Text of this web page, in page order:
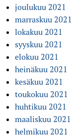
joulukuu 2021
marraskuu 2021
lokakuu 2021
syyskuu 2021
elokuu 2021
heinäkuu 2021
kesäkuu 2021
toukokuu 2021
huhtikuu 2021
maaliskuu 2021
helmikuu 2021